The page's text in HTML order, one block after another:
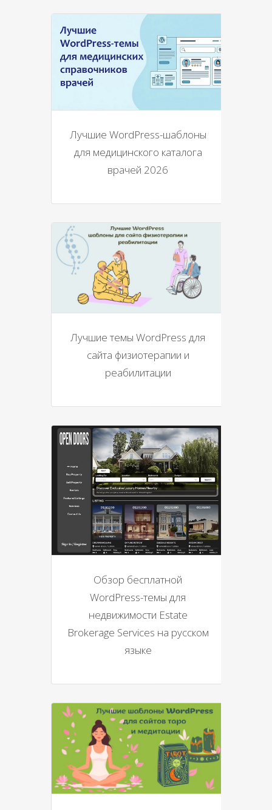
Лучшие WordPress-шаблоны
для медицинского каталога
врачей 2026
Лучшие темы WordPress для
сайта физиотерапии и
реабилитации
Обзор бесплатной
WordPress-темы для
недвижимости Estate
Brokerage Services на русском
языке